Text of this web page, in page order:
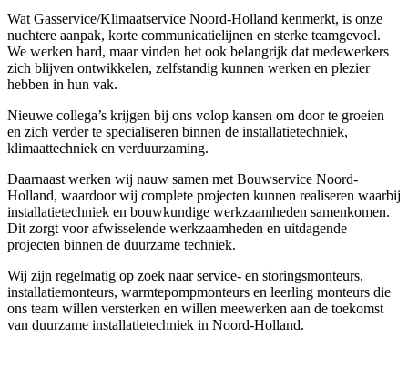
Wat Gasservice/Klimaatservice Noord-Holland kenmerkt, is onze
nuchtere aanpak, korte communicatielijnen en sterke teamgevoel.
We werken hard, maar vinden het ook belangrijk dat medewerkers
zich blijven ontwikkelen, zelfstandig kunnen werken en plezier
hebben in hun vak.
Nieuwe collega’s krijgen bij ons volop kansen om door te groeien
en zich verder te specialiseren binnen de installatietechniek,
klimaattechniek en verduurzaming.
Daarnaast werken wij nauw samen met Bouwservice Noord-
Holland, waardoor wij complete projecten kunnen realiseren waarbij
installatietechniek en bouwkundige werkzaamheden samenkomen.
Dit zorgt voor afwisselende werkzaamheden en uitdagende
projecten binnen de duurzame techniek.
Wij zijn regelmatig op zoek naar service- en storingsmonteurs,
installatiemonteurs, warmtepompmonteurs en leerling monteurs die
ons team willen versterken en willen meewerken aan de toekomst
van duurzame installatietechniek in Noord-Holland.